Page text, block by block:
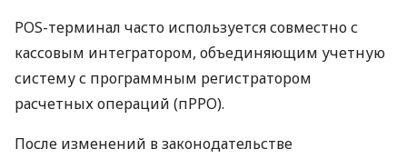
POS-терминал часто используется совместно с
кассовым интегратором, объединяющим учетную
систему с программным регистратором
расчетных операций (пРРО).
После изменений в законодательстве